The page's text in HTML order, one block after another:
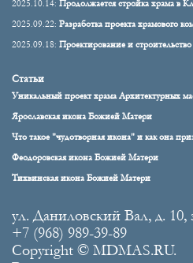
2025.10.14: Продолжается стройка храма в
2025.09.22: Разработка проекта храмового
2025.09.18: Проектирование и
Статьи
Уникальный проект храма Архитектурных
Ярославская икона Божией Матери
Что такое "чудотворная икона" и как она
Феодоровская икона Божией Матери
Тихвинская икона Божией Матери
ул. Даниловский Вал, д. 10,
+7 (968) 989-39-89
Copyright © MDMAS.RU.